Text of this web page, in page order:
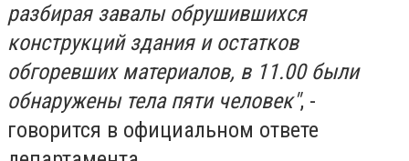
разбирая завалы обрушившихся
конструкций здания и остатков
обгоревших материалов, в 11.00 были
обнаружены тела пяти человек", -
говорится в официальном ответе